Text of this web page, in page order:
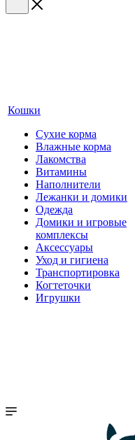
Кошки
Сухие корма
Влажные корма
Лакомства
Витамины
Наполнители
Лежанки и домики
Одежда
Домики и игровые
комплексы
Аксессуары
Уход и гигиена
Транспортировка
Когтеточки
Игрушки